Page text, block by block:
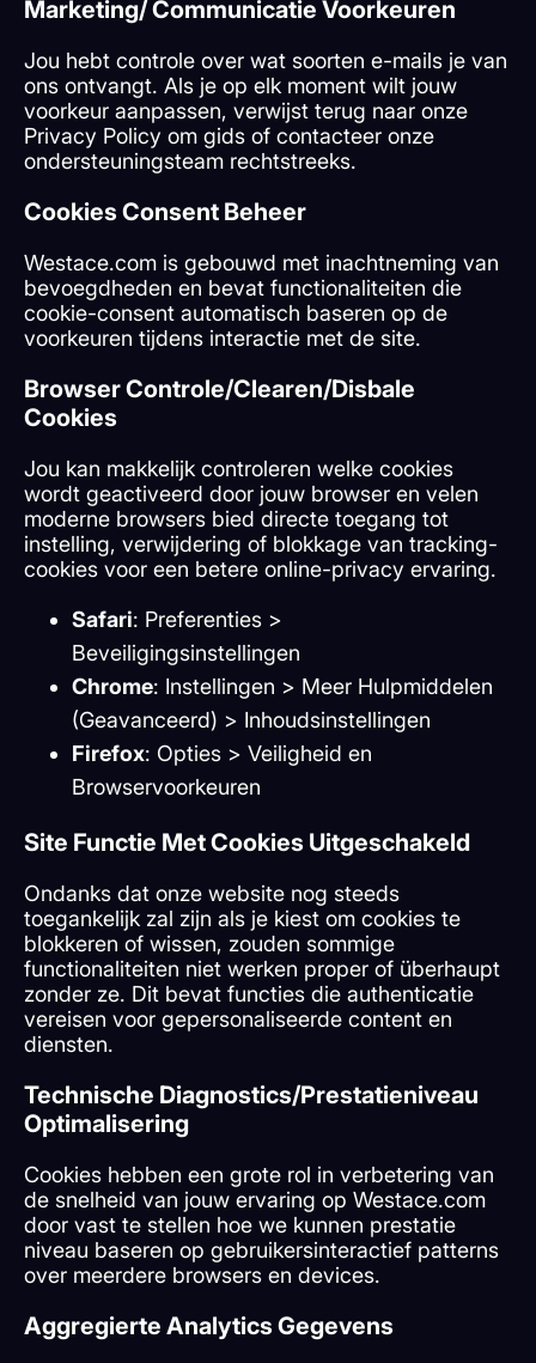
Marketing/ Communicatie Voorkeuren
Jou hebt controle over wat soorten e-mails je van
ons ontvangt. Als je op elk moment wilt jouw
voorkeur aanpassen, verwijst terug naar onze
Privacy Policy om gids of contacteer onze
ondersteuningsteam rechtstreeks.
Cookies Consent Beheer
Westace.com is gebouwd met inachtneming van
bevoegdheden en bevat functionaliteiten die
cookie-consent automatisch baseren op de
voorkeuren tijdens interactie met de site.
Browser Controle/Clearen/Disbale
Cookies
Jou kan makkelijk controleren welke cookies
wordt geactiveerd door jouw browser en velen
moderne browsers bied directe toegang tot
instelling, verwijdering of blokkage van tracking-
cookies voor een betere online-privacy ervaring.
Safari: Preferenties >
Beveiligingsinstellingen
Chrome: Instellingen > Meer Hulpmiddelen
(Geavanceerd) > Inhoudsinstellingen
Firefox: Opties > Veiligheid en
Browservoorkeuren
Site Functie Met Cookies Uitgeschakeld
Ondanks dat onze website nog steeds
toegankelijk zal zijn als je kiest om cookies te
blokkeren of wissen, zouden sommige
functionaliteiten niet werken proper of überhaupt
zonder ze. Dit bevat functies die authenticatie
vereisen voor gepersonaliseerde content en
diensten.
Technische Diagnostics/Prestatieniveau
Optimalisering
Cookies hebben een grote rol in verbetering van
de snelheid van jouw ervaring op Westace.com
door vast te stellen hoe we kunnen prestatie
niveau baseren op gebruikersinteractief patterns
over meerdere browsers en devices.
Aggregierte Analytics Gegevens